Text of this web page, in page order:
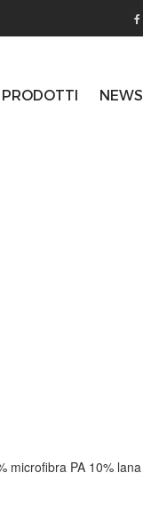
PRODOTTI NEWS
microfibra PA 10% lana